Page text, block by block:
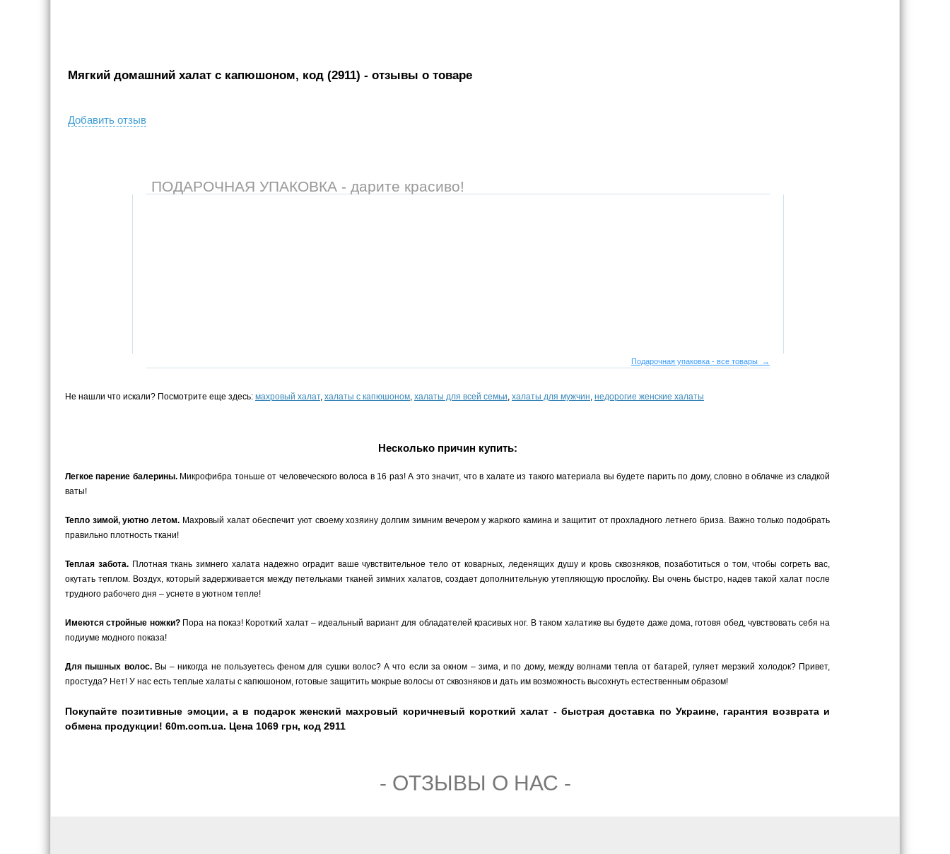
Мягкий домашний халат с капюшоном, код (2911) - отзывы о товаре
Добавить отзыв
ПОДАРОЧНАЯ УПАКОВКА - дарите красиво!
Подарочная упаковка - все товары →
Не нашли что искали? Посмотрите еще здесь: махровый халат, халаты с капюшоном, халаты для всей семьи, халаты для мужчин, недорогие женские халаты
Несколько причин купить:
Легкое парение балерины.Микрофибра тоньше от человеческого волоса в 16 раз! А это значит, что в халате из такого материала вы будете парить по дому, словно в облачке из сладкой
ваты!
Тепло зимой, уютно летом. Махровый халат обеспечит уют своему хозяину долгим зимним вечером у жаркого камина и защитит от прохладного летнего бриза. Важно только подобрать
правильно плотность ткани!
Теплая забота.Плотная ткань зимнего халата надежно оградит ваше чувствительное тело от коварных, леденящих душу и кровь сквозняков, позаботиться о том, чтобы согреть вас,
окутать теплом. Воздух, который задерживается между петельками тканей зимних халатов, создает дополнительную утепляющую прослойку. Вы очень быстро, надев такой халат после
трудного рабочего дня – уснете в уютном тепле!
Имеются стройные ножки?Пора на показ! Короткий халат – идеальный вариант для обладателей красивых ног. В таком халатике вы будете даже дома, готовя обед, чувствовать себя на
подиуме модного показа!
Для пышных волос.Вы – никогда не пользуетесь феном для сушки волос? А что если за окном – зима, и по дому, между волнами тепла от батарей, гуляет мерзкий холодок? Привет,
простуда? Нет! У нас есть теплые халаты с капюшоном, готовые защитить мокрые волосы от сквозняков и дать им возможность высохнуть естественным образом!
Покупайте позитивные эмоции, а в подарок женский махровый коричневый короткий халат - быстрая доставка по Украине, гарантия возврата и
обмена продукции! 60m.com.ua. Цена 1069 грн, код 2911
- ОТЗЫВЫ О НАС -